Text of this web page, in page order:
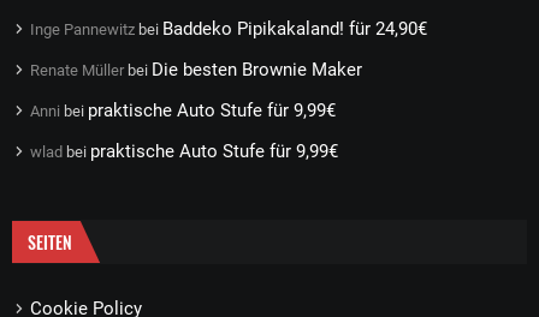
Inge Pannewitz bei Baddeko Pipikakaland! für 24,90€
Renate Müller bei Die besten Brownie Maker
Anni bei praktische Auto Stufe für 9,99€
wlad bei praktische Auto Stufe für 9,99€
SEITEN
Cookie Policy